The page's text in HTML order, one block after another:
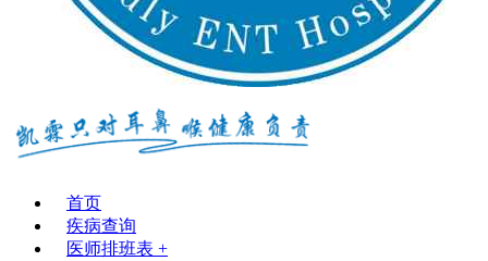
首页
疾病查询
医师排班表 +